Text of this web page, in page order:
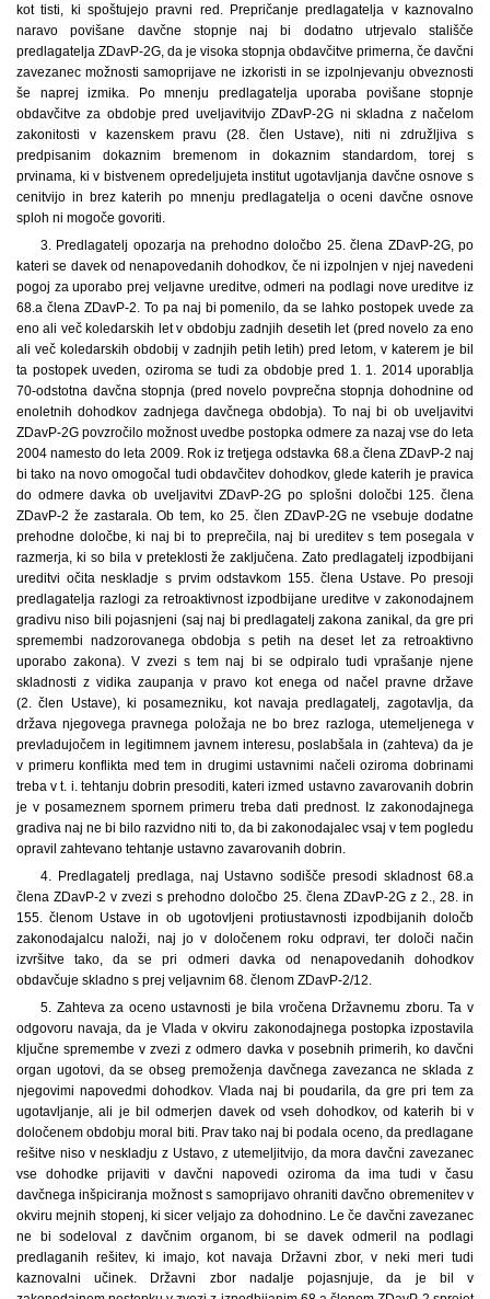
kot tisti, ki spoštujejo pravni red. Prepričanje predlagatelja v kaznovalno
naravo povišane davčne stopnje naj bi dodatno utrjevalo stališče
predlagatelja ZDavP-2G, da je visoka stopnja obdavčitve primerna, če davčni
zavezanec možnosti samoprijave ne izkoristi in se izpolnjevanju obveznosti
še naprej izmika. Po mnenju predlagatelja uporaba povišane stopnje
obdavčitve za obdobje pred uveljavitvijo ZDavP-2G ni skladna z načelom
zakonitosti v kazenskem pravu (28. člen Ustave), niti ni združljiva s
predpisanim dokaznim bremenom in dokaznim standardom, torej s
prvinama, ki v bistvenem opredeljujeta institut ugotavljanja davčne osnove s
cenitvijo in brez katerih po mnenju predlagatelja o oceni davčne osnove
sploh ni mogoče govoriti.
3. Predlagatelj opozarja na prehodno določbo 25. člena ZDavP-2G, po
kateri se davek od nenapovedanih dohodkov, če ni izpolnjen v njej navedeni
pogoj za uporabo prej veljavne ureditve, odmeri na podlagi nove ureditve iz
68.a člena ZDavP-2. To pa naj bi pomenilo, da se lahko postopek uvede za
eno ali več koledarskih let v obdobju zadnjih desetih let (pred novelo za eno
ali več koledarskih obdobij v zadnjih petih letih) pred letom, v katerem je bil
ta postopek uveden, oziroma se tudi za obdobje pred 1. 1. 2014 uporablja
70-odstotna davčna stopnja (pred novelo povprečna stopnja dohodnine od
enoletnih dohodkov zadnjega davčnega obdobja). To naj bi ob uveljavitvi
ZDavP-2G povzročilo možnost uvedbe postopka odmere za nazaj vse do leta
2004 namesto do leta 2009. Rok iz tretjega odstavka 68.a člena ZDavP-2 naj
bi tako na novo omogočal tudi obdavčitev dohodkov, glede katerih je pravica
do odmere davka ob uveljavitvi ZDavP-2G po splošni določbi 125. člena
ZDavP-2 že zastarala. Ob tem, ko 25. člen ZDavP-2G ne vsebuje dodatne
prehodne določbe, ki naj bi to preprečila, naj bi ureditev s tem posegala v
razmerja, ki so bila v preteklosti že zaključena. Zato predlagatelj izpodbijani
ureditvi očita neskladje s prvim odstavkom 155. člena Ustave. Po presoji
predlagatelja razlogi za retroaktivnost izpodbijane ureditve v zakonodajnem
gradivu niso bili pojasnjeni (saj naj bi predlagatelj zakona zanikal, da gre pri
spremembi nadzorovanega obdobja s petih na deset let za retroaktivno
uporabo zakona). V zvezi s tem naj bi se odpiralo tudi vprašanje njene
skladnosti z vidika zaupanja v pravo kot enega od načel pravne države
(2. člen Ustave), ki posamezniku, kot navaja predlagatelj, zagotavlja, da
država njegovega pravnega položaja ne bo brez razloga, utemeljenega v
prevladujočem in legitimnem javnem interesu, poslabšala in (zahteva) da je
v primeru konflikta med tem in drugimi ustavnimi načeli oziroma dobrinami
treba v t. i. tehtanju dobrin presoditi, kateri izmed ustavno zavarovanih dobrin
je v posameznem spornem primeru treba dati prednost. Iz zakonodajnega
gradiva naj ne bi bilo razvidno niti to, da bi zakonodajalec vsaj v tem pogledu
opravil zahtevano tehtanje ustavno zavarovanih dobrin.
4. Predlagatelj predlaga, naj Ustavno sodišče presodi skladnost 68.a
člena ZDavP-2 v zvezi s prehodno določbo 25. člena ZDavP-2G z 2., 28. in
155. členom Ustave in ob ugotovljeni protiustavnosti izpodbijanih določb
zakonodajalcu naloži, naj jo v določenem roku odpravi, ter določi način
izvršitve tako, da se pri odmeri davka od nenapovedanih dohodkov
obdavčuje skladno s prej veljavnim 68. členom ZDavP-2/12.
5. Zahteva za oceno ustavnosti je bila vročena Državnemu zboru. Ta v
odgovoru navaja, da je Vlada v okviru zakonodajnega postopka izpostavila
ključne spremembe v zvezi z odmero davka v posebnih primerih, ko davčni
organ ugotovi, da se obseg premoženja davčnega zavezanca ne sklada z
njegovimi napovedmi dohodkov. Vlada naj bi poudarila, da gre pri tem za
ugotavljanje, ali je bil odmerjen davek od vseh dohodkov, od katerih bi v
določenem obdobju moral biti. Prav tako naj bi podala oceno, da predlagane
rešitve niso v neskladju z Ustavo, z utemeljitvijo, da mora davčni zavezanec
vse dohodke prijaviti v davčni napovedi oziroma da ima tudi v času
davčnega inšpiciranja možnost s samoprijavo ohraniti davčno obremenitev v
okviru mejnih stopenj, ki sicer veljajo za dohodnino. Le če davčni zavezanec
ne bi sodeloval z davčnim organom, bi se davek odmeril na podlagi
predlaganih rešitev, ki imajo, kot navaja Državni zbor, v neki meri tudi
kaznovalni učinek. Državni zbor nadalje pojasnjuje, da je bil v